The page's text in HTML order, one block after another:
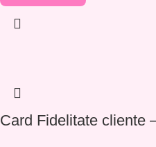
Card Fidelitate cliente